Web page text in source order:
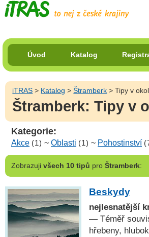
Úvod Katalog
iTRAS > Katalog >Štramberk > Tipy v
Štramberk: Tipy v
Kategorie:
Akce (1) ~ Oblasti (1) ~ Pohostinství
Zobrazuji všech 10 tipů pro Štramberk:
Beskydy
nejlesnatější
— Téměř
hřebeny,